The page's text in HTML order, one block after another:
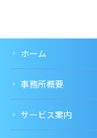
ホーム
事務所概要
サービス案内